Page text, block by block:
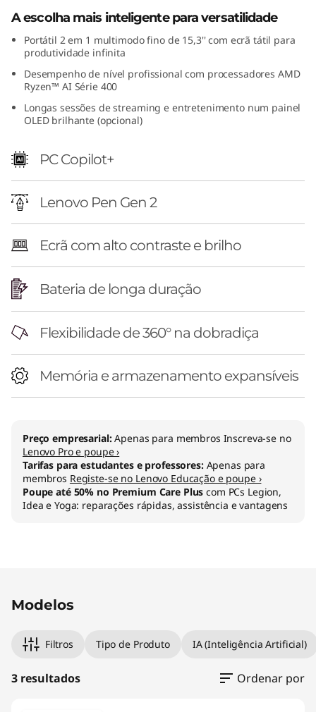
1
5
A
D
A escolha mais inteligente para versatilidade
Portátil 2 em 1 multimodo fino de 15,3'' com ecrã tátil para
produtividade infinita
Desempenho de nível profissional com processadores AMD
Ryzen™ AI Série 400
Longas sessões de streaming e entretenimento num painel
OLED brilhante (opcional)
PC Copilot+
Lenovo Pen Gen 2
Ecrã com alto contraste e brilho
Bateria de longa duração
Flexibilidade de 360° na dobradiça
Memória e armazenamento expansíveis
Preço empresarial:Apenas para membros Inscreva-se no
Lenovo Pro e poupe ›
Tarifas para estudantes e professores: Apenas para
membros Registe-se no Lenovo Educação e poupe ›
Poupe até 50% no Premium Care Plus com PCs Legion,
Idea e Yoga: reparações rápidas, assistência e vantagens
Modelos
Filtros Tipo de Produto IA (Inteligência Artificial)
3 resultados Ordenar por